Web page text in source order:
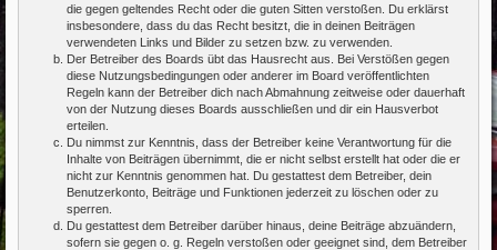
die gegen geltendes Recht oder die guten Sitten verstoßen. Du erklärst
insbesondere, dass du das Recht besitzt, die in deinen Beiträgen
verwendeten Links und Bilder zu setzen bzw. zu verwenden.
Der Betreiber des Boards übt das Hausrecht aus. Bei Verstößen gegen
diese Nutzungsbedingungen oder anderer im Board veröffentlichten
Regeln kann der Betreiber dich nach Abmahnung zeitweise oder dauerhaft
von der Nutzung dieses Boards ausschließen und dir ein Hausverbot
erteilen.
Du nimmst zur Kenntnis, dass der Betreiber keine Verantwortung für die
Inhalte von Beiträgen übernimmt, die er nicht selbst erstellt hat oder die er
nicht zur Kenntnis genommen hat. Du gestattest dem Betreiber, dein
Benutzerkonto, Beiträge und Funktionen jederzeit zu löschen oder zu
sperren.
Du gestattest dem Betreiber darüber hinaus, deine Beiträge abzuändern,
sofern sie gegen o. g. Regeln verstoßen oder geeignet sind, dem Betreiber